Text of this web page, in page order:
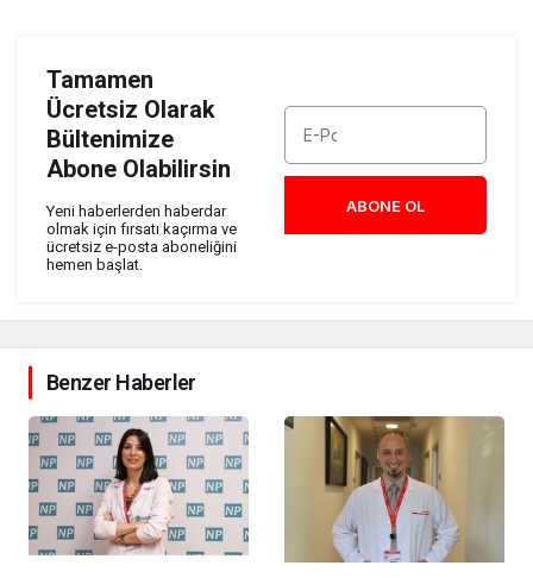
Tamamen
Ücretsiz Olarak
Bültenimize
Abone Olabilirsin
Yeni haberlerden haberdar
olmak için fırsatı kaçırma ve
ücretsiz e-posta aboneliğini
hemen başlat.
ABONE OL
Benzer Haberler